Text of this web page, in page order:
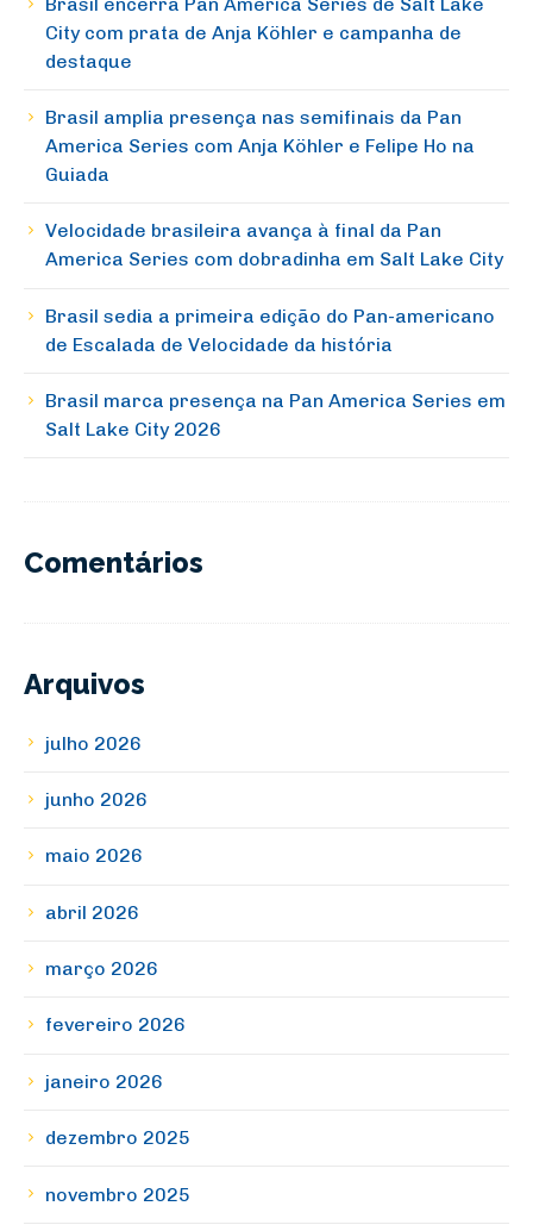
City com prata de Anja Köhler e campanha de
destaque
Brasil amplia presença nas semifinais da Pan
America Series com Anja Köhler e Felipe Ho na
Guiada
Velocidade brasileira avança à final da Pan
America Series com dobradinha em Salt Lake City
Brasil sedia a primeira edição do Pan-americano
de Escalada de Velocidade da história
Brasil marca presença na Pan America Series em
Salt Lake City 2026
Comentários
Arquivos
julho 2026
junho 2026
maio 2026
abril 2026
março 2026
fevereiro 2026
janeiro 2026
dezembro 2025
novembro 2025